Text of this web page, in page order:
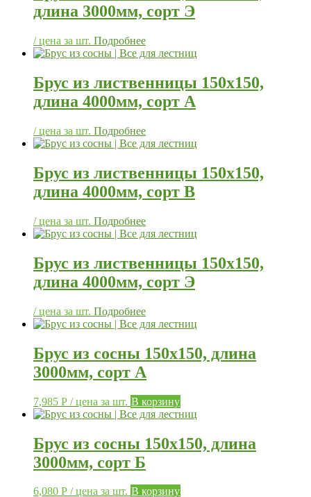
длина 3000мм, сорт Э
/ цена за шт. Подробнее
Брус из лиственницы 150х150,
длина 4000мм, сорт А
/ цена за шт. Подробнее
Брус из лиственницы 150х150,
длина 4000мм, сорт В
/ цена за шт. Подробнее
Брус из лиственницы 150х150,
длина 4000мм, сорт Э
/ цена за шт. Подробнее
Брус из сосны 150х150, длина
3000мм, сорт А
7,985 Р / цена за шт. В корзину
Брус из сосны 150х150, длина
3000мм, сорт Б
6,080 Р / цена за шт. В корзину